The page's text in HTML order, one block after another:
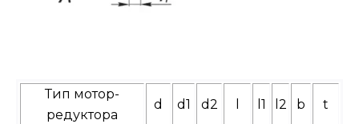
Тип мотор-
редуктора
d d1 d2 l1 l2 b t